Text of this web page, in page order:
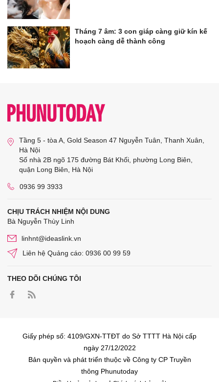
Tháng 7 âm: 3 con giáp càng giữ kín kế
hoạch càng dễ thành công
Tầng 5 - tòa A, Gold Season 47 Nguyễn Tuân, Thanh Xuân,
Hà Nội
Số nhà 2B ngõ 175 đường Bát Khối, phường Long Biên,
quận Long Biên, Hà Nội
0936 99 3933
CHỊU TRÁCH NHIỆM NỘI DUNG
Bà Nguyễn Thùy Linh
linhnt@ideaslink.vn
Liên hệ Quảng cáo: 0936 00 99 59
THEO DÕI CHÚNG TÔI
Giấy phép số: 4109/GXN-TTĐT do Sở TTTT Hà Nội cấp
ngày 27/12/2022
Bản quyền và phát triển thuộc về Công ty CP Truyền
thông Phunutoday